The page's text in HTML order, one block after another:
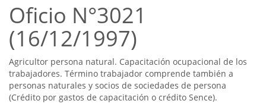
Oficio N°3021
(16/12/1997)
Agricultor persona natural. Capacitación ocupacional de los
trabajadores. Término trabajador comprende también a
personas naturales y socios de sociedades de persona
(Crédito por gastos de capacitación o crédito Sence).